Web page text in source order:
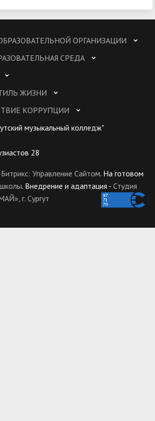
ОРГАНИЗАЦИИ
СРЕДА
ЖИЗНИ
КОРРУПЦИИ
музыкальный колледж"
28
Управление Сайтом. На готовом
. Внедрение и адаптация - Студия
г. Сургут